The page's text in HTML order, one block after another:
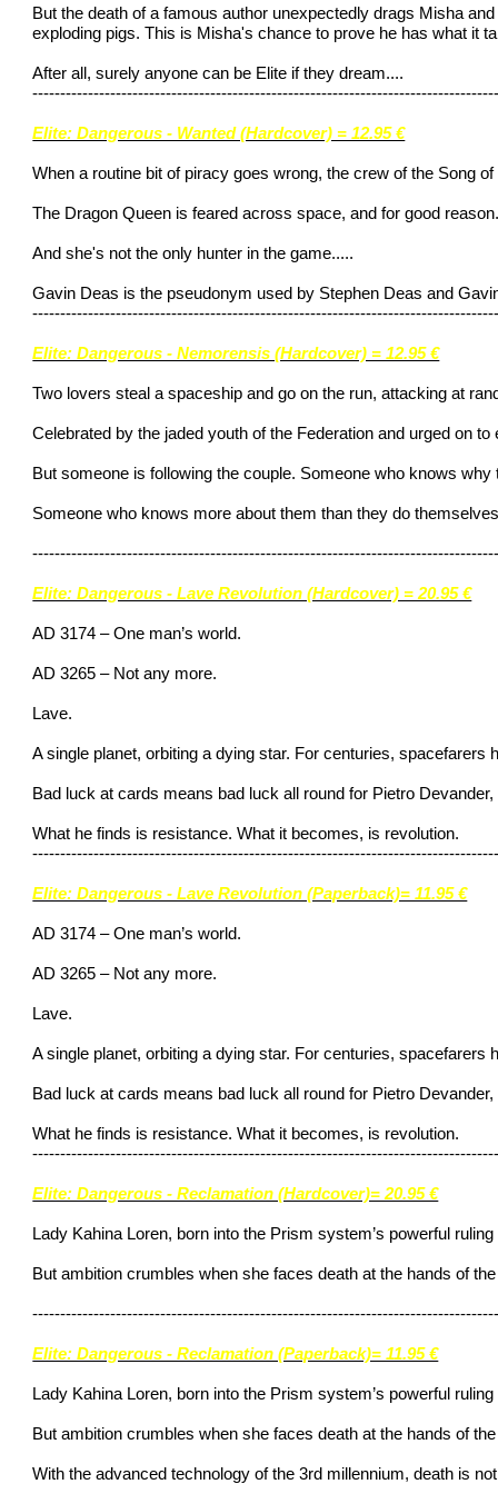
But the death of a famous author unexpectedly drags Misha
exploding pigs. This is Misha's chance to prove he has what it
After all, surely anyone can be Elite if they dream....
Elite: Dangerous - Wanted (Hardcover) = 12.95 €
When a routine bit of piracy goes wrong, the crew of the Song
The Dragon Queen is feared across space, and for good
And she's not the only hunter in the game.....
Gavin Deas is the pseudonym used by Stephen Deas and
Elite: Dangerous - Nemorensis (Hardcover) = 12.95 €
Two lovers steal a spaceship and go on the run, attacking at
Celebrated by the jaded youth of the Federation and urged on
But someone is following the couple. Someone who knows
Someone who knows more about them than they do
Elite: Dangerous - Lave Revolution (Hardcover) = 20.95 €
AD 3174 – One man’s world.
AD 3265 – Not any more.
Lave.
A single planet, orbiting a dying star. For centuries,
Bad luck at cards means bad luck all round for Pietro
What he finds is resistance. What it becomes, is revolution.
Elite: Dangerous - Lave Revolution (Paperback)= 11.95 €
AD 3174 – One man’s world.
AD 3265 – Not any more.
Lave.
A single planet, orbiting a dying star. For centuries,
Bad luck at cards means bad luck all round for Pietro
What he finds is resistance. What it becomes, is revolution.
Elite: Dangerous - Reclamation (Hardcover)= 20.95 €
Lady Kahina Loren, born into the Prism system’s powerful
But ambition crumbles when she faces death at the hands of
Elite: Dangerous - Reclamation (Paperback)= 11.95 €
Lady Kahina Loren, born into the Prism system’s powerful
But ambition crumbles when she faces death at the hands of
With the advanced technology of the 3rd millennium, death is